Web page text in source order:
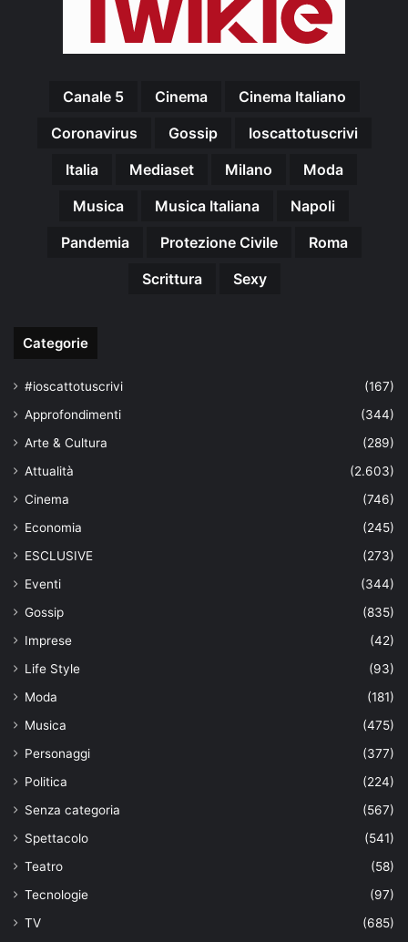
Canale 5 Cinema
Cinema Italiano
Coronavirus
Gossip
Ioscattotuscrivi
Italia
Mediaset Milano
Moda
Musica
Musica Italiana
Napoli
Pandemia
Protezione Civile
Roma
Scrittura
Sexy
Categorie
#ioscattotuscrivi
(167)
Approfondimenti
(344)
Arte & Cultura
(289)
Attualità
(2.603)
Cinema
(746)
Economia
(245)
ESCLUSIVE
(273)
Eventi
(344)
Gossip
(835)
Imprese
(42)
Life Style
(93)
Moda
(181)
Musica
(475)
Personaggi
(377)
Politica
(224)
Senza categoria
(567)
Spettacolo
(541)
Teatro
(58)
Tecnologie
(97)
TV
(685)